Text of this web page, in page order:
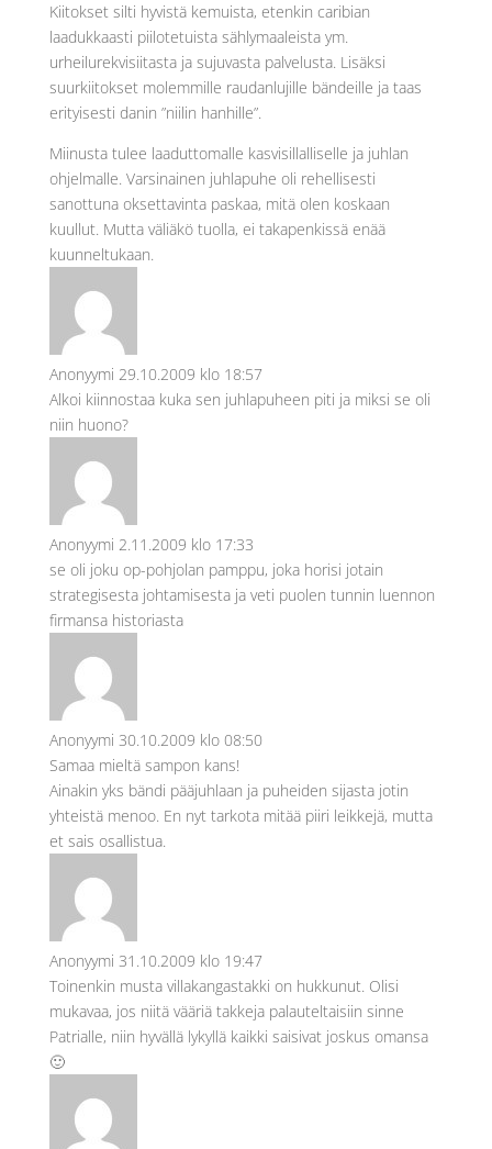
Kiitokset silti hyvistä kemuista, etenkin caribian
laadukkaasti piilotetuista sählymaaleista ym.
urheilurekvisiitasta ja sujuvasta palvelusta. Lisäksi
suurkiitokset molemmille raudanlujille bändeille ja taas
erityisesti danin ”niilin hanhille”.
Miinusta tulee laaduttomalle kasvisillalliselle ja juhlan
ohjelmalle. Varsinainen juhlapuhe oli rehellisesti
sanottuna oksettavinta paskaa, mitä olen koskaan
kuullut. Mutta väliäkö tuolla, ei takapenkissä enää
kuunneltukaan.
Anonyymi 29.10.2009 klo 18:57
Alkoi kiinnostaa kuka sen juhlapuheen piti ja miksi se oli
niin huono?
Anonyymi 2.11.2009 klo 17:33
se oli joku op-pohjolan pamppu, joka horisi jotain
strategisesta johtamisesta ja veti puolen tunnin luennon
firmansa historiasta
Anonyymi 30.10.2009 klo 08:50
Samaa mieltä sampon kans!
Ainakin yks bändi pääjuhlaan ja puheiden sijasta jotin
yhteistä menoo. En nyt tarkota mitää piiri leikkejä, mutta
et sais osallistua.
Anonyymi 31.10.2009 klo 19:47
Toinenkin musta villakangastakki on hukkunut. Olisi
mukavaa, jos niitä vääriä takkeja palauteltaisiin sinne
Patrialle, niin hyvällä lykyllä kaikki saisivat joskus omansa
🙂